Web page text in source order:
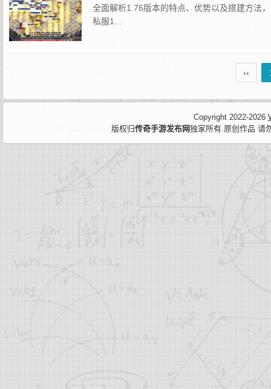
全面解析1.76版本的特点、优势以及搭建方法
私服1...
‹‹
Copyright 2022-2026
版权归传奇手游发布网独家所有.原创作品 请